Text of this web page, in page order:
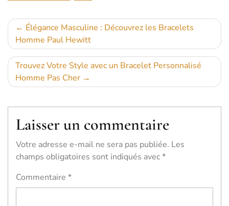
Navigation
de
l’article
Élégance Masculine : Découvrez les Bracelets
Homme Paul Hewitt
Trouvez Votre Style avec un Bracelet Personnalisé
Homme Pas Cher
Laisser un commentaire
Votre adresse e-mail ne sera pas publiée. Les
champs obligatoires sont indiqués avec*
Commentaire *